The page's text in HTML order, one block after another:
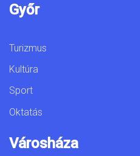
Győr
Turizmus
Kultúra
Sport
Oktatás
Városháza